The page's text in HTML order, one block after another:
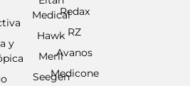
y
Medical
Hawk
Meril
Seegen
Redax
RZ
Avanos
Medicone